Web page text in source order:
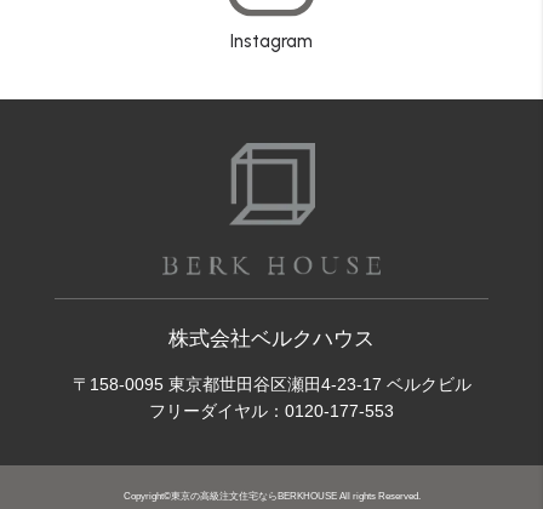
Instagram
株式会社ベルクハウス
〒158-0095 東京都世田谷区瀬田4-23-17 ベルクビル
フリーダイヤル： 0120-177-553
Copyright©東京の高級注文住宅ならBERKHOUSE All rights Reserved.